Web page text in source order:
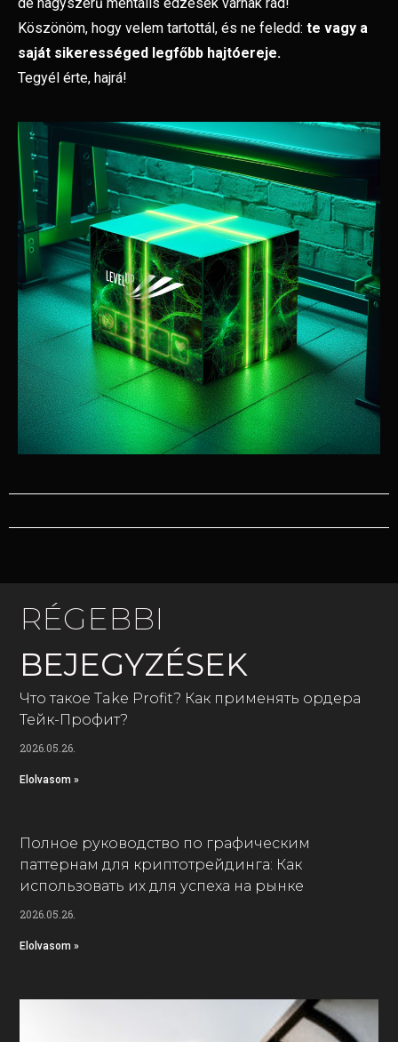
Köszönöm, hogy velem tartottál, és ne feledd: te vagy a
saját sikerességed legfőbb hajtóereje.
Tegyél érte, hajrá!
RÉGEBBI
BEJEGYZÉSEK
Что такое Take Profit? Как применять ордера
Тейк-Профит?
2026.05.26.
Elolvasom »
Полное руководство по графическим
паттернам для криптотрейдинга: Как
использовать их для успеха на рынке
2026.05.26.
Elolvasom »